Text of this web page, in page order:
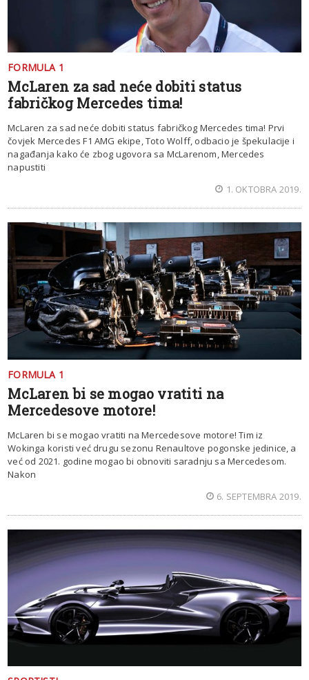
FORMULA 1
McLaren za sad neće dobiti status
fabričkog Mercedes tima!
McLaren za sad neće dobiti status fabričkog Mercedes tima! Prvi
čovjek Mercedes F1 AMG ekipe, Toto Wolff, odbacio je špekulacije i
nagađanja kako će zbog ugovora sa McLarenom, Mercedes
napustiti
1. OKTOBRA 2019.
FORMULA 1
McLaren bi se mogao vratiti na
Mercedesove motore!
McLaren bi se mogao vratiti na Mercedesove motore! Tim iz
Wokinga koristi već drugu sezonu Renaultove pogonske jedinice, a
već od 2021. godine mogao bi obnoviti saradnju sa Mercedesom.
Nakon
6. SEPTEMBRA 2019.